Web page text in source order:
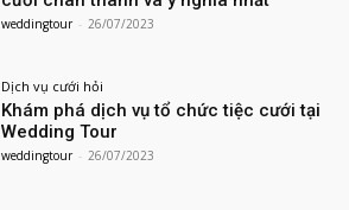
weddingtour - 26/07/2023
Dịch vụ cưới hỏi
Khám phá dịch vụ tổ chức tiệc cưới tại
Wedding Tour
weddingtour - 26/07/2023